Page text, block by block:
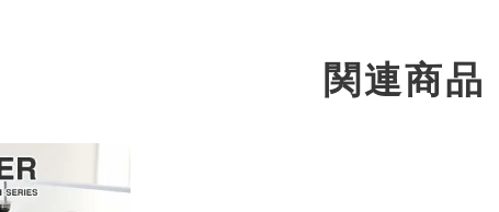
関連商品